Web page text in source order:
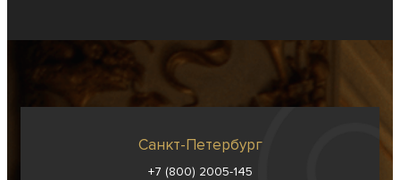
Санкт-Петербург
+7 (800) 2005-145